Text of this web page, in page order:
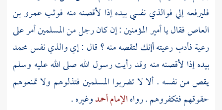
فليرفعه إلي فوالذي نفسي بيده إذا لأقصنه منه فوثبعمرو بن
العاصفقال يا أمير المؤمنين : إن كان رجل من المسلمين أمر على
رعية فأدب رعيته أإنك لتقصه منه ؟ قال : إي والذي نفسمحمد
بيده إذا لأقصنه منه وقد رأيت رسول الله صلى الله عليه وسلم
يقص من نفسه . ألا لا تضربوا المسلمين فتذلوهم ولا تمنعوهم
حقوقهم فتكفروهم . رواهالإمام أحمدوغيره .